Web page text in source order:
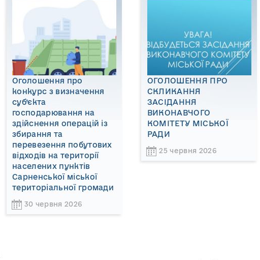
Оголошення про
конкурс з визначення
суб’єкта
господарювання на
здійснення операцій із
збирання та
перевезення побутових
відходів на території
населених пунктів
Сарненської міської
територіальної громади
30 червня 2026
ОГОЛОШЕННЯ ПРО
СКЛИКАННЯ
ЗАСІДАННЯ
ВИКОНАВЧОГО
КОМІТЕТУ МІСЬКОЇ
РАДИ
25 червня 2026